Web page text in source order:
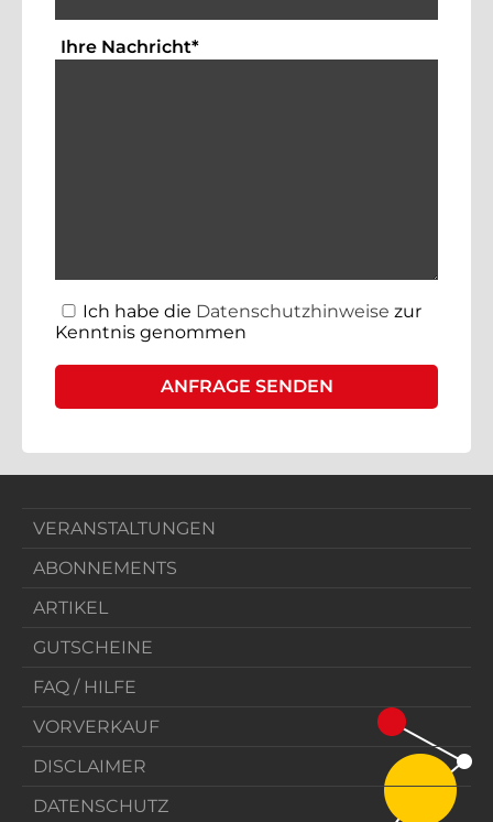
Ihre Nachricht*Bitte geben Sie hier Ihre
Ich habe die Datenschutzhinweise zur
Kenntnis genommen
VERANSTALTUNGEN
ABONNEMENTS
ARTIKEL
GUTSCHEINE
FAQ / HILFE
VORVERKAUF
DISCLAIMER
DATENSCHUTZ